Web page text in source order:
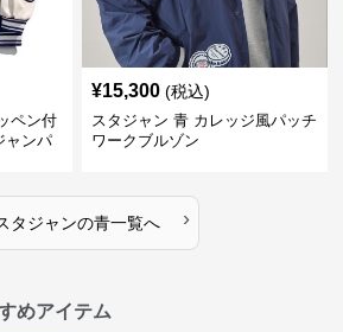
ペン付
ャンパ
¥15,300 (税込)
スタジャン 青 カレッジ風パッチ
ワークブルゾン
タジャンの青一覧へ ›
めアイテム